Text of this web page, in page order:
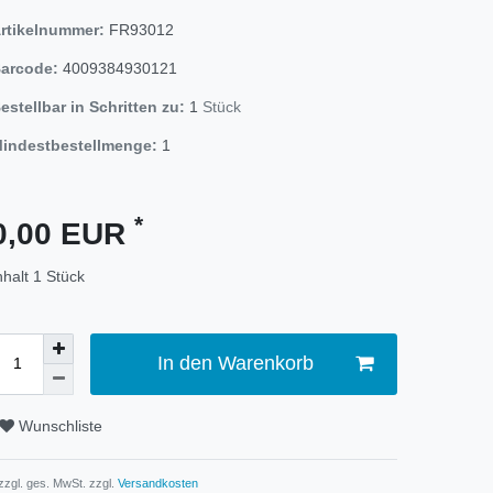
FR93012
4009384930121
in Schritten zu: 1 Stück
1
EUR *
1 Stück
In den Warenkorb
Wunschliste
ges. MwSt. zzgl. Versandkosten